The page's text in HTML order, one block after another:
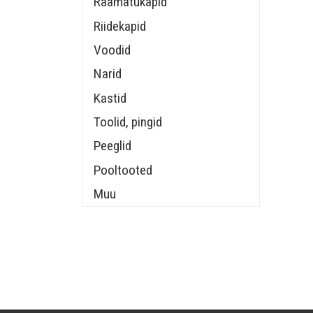
Riidekapid
Voodid
Narid
Kastid
Toolid, pingid
Peeglid
Pooltooted
Muu